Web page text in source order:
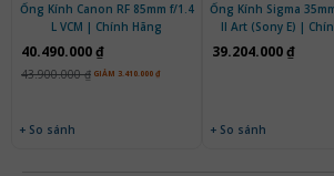
Ống Kính Canon RF 85mm f/1.4
L VCM | Chính Hãng
40.490.000 ₫
43.900.000 ₫ GIẢM 3.410.000 ₫
+ So sánh
Ống Kính Sigma
II Art (Sony E) |
39.204.000 ₫
+ So sánh